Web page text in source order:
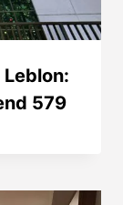
579